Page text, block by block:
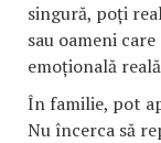
singură, poți
sau oameni
emoțională
În familie, pot
Nu încerca să